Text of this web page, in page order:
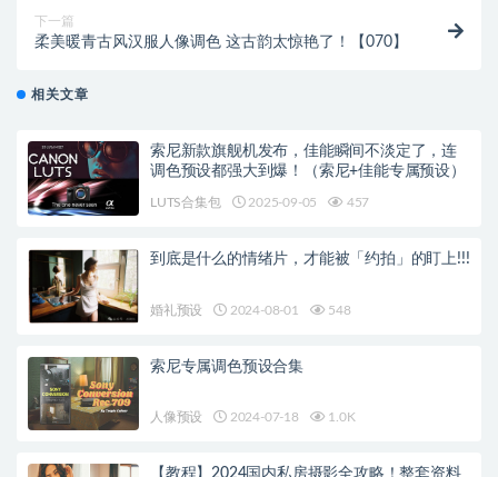
下一篇
柔美暖青古风汉服人像调色 这古韵太惊艳了！【070】
相关文章
索尼新款旗舰机发布，佳能瞬间不淡定了，连
调色预设都强大到爆！（索尼+佳能专属预设）
LUTS合集包 2025-09-05 457
到底是什么的情绪片，才能被「约拍」的盯上!!!
婚礼预设 2024-08-01 548
索尼专属调色预设合集
人像预设 2024-07-18 1.0K